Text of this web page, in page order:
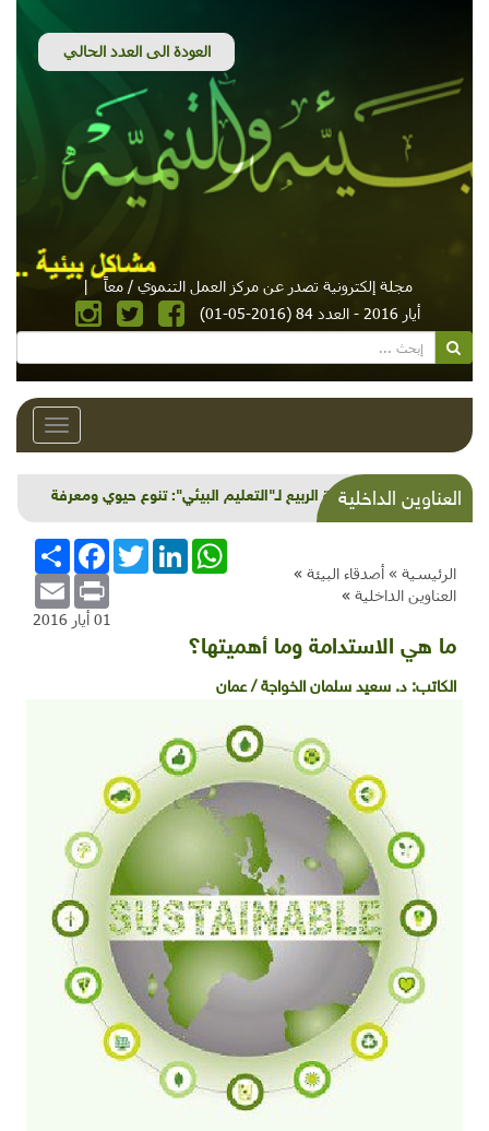
مجلة إلكترونية تصدر عن مركز العمل التنموي / معاً
|
أيار 2016 - العدد 84 (2016-05-01)
Toggle
العناوين الداخليةأجندة الربيع لـ"التعليم البيئي": تنوع حيوي ومعرفة
خضراء
الرئيسية » أصدقاء البيئة »
العناوين الداخلية »
انشر
FacebookTwitterLinkedInWhatsApp
Email Print
01 أيار 2016
ما هي الاستدامة وما أهميتها؟
الكاتب: د. سعيد سلمان الخواجة / عمان